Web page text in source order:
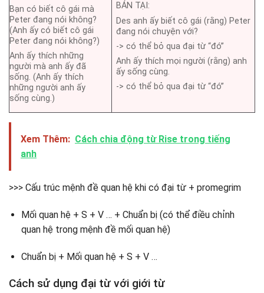
Bạn có biết cô gái mà
Peter đang nói không?
(Anh ấy có biết cô gái
Peter đang nói không?)
Anh ấy thích những
người mà anh ấy đã
sống. (Anh ấy thích
những người anh ấy
sống cùng.)
BÁN TẠI:
Des anh ấy biết cô gái (rằng) Peter
đang nói chuyện với?
-> có thể bỏ qua đại từ “đó”
Anh ấy thích mọi người (rằng) anh
ấy sống cùng.
-> có thể bỏ qua đại từ “đó”
Xem Thêm: Cách chia động từ Rise trong tiếng
anh
>>> Cấu trúc mệnh đề quan hệ khi có đại từ + promegrim
Mối quan hệ + S + V … + Chuẩn bị (có thể điều chỉnh
quan hệ trong mệnh đề mối quan hệ)
Chuẩn bị + Mối quan hệ + S + V …
Cách sử dụng đại từ với giới từ